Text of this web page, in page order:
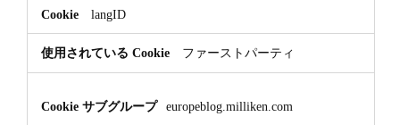
Cookie
langID
ファーストパーティ
europeblog.milliken.com